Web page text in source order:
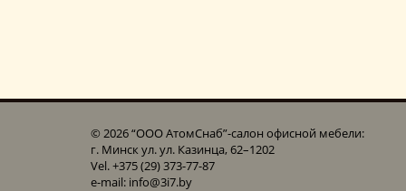
© 2026 “ООО АтомСнаб”-cалон офисной мебели:
г. Минск ул. ул. Казинца, 62–1202
Vel. +375 (29) 373-77-87
e-mail: info@3i7.by